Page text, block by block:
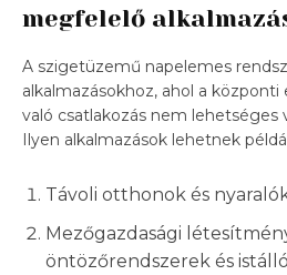
megfelelő
A szigetüzemű napelemes
alkalmazásokhoz, ahol a
való csatlakozás nem lehetséges
Ilyen alkalmazások lehetnek
Távoli otthonok és
Mezőgazdasági
öntözőrendszerek és